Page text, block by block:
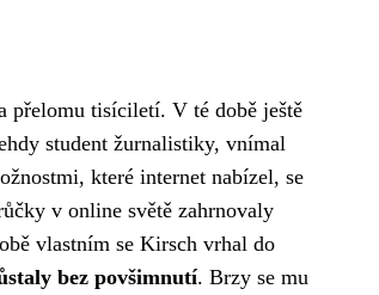
přelomu tisíciletí. V té době ještě
student žurnalistiky, vnímal
které internet nabízel, se
v online světě zahrnovaly
vlastním se Kirsch vrhal do
bez povšimnutí. Brzy se mu